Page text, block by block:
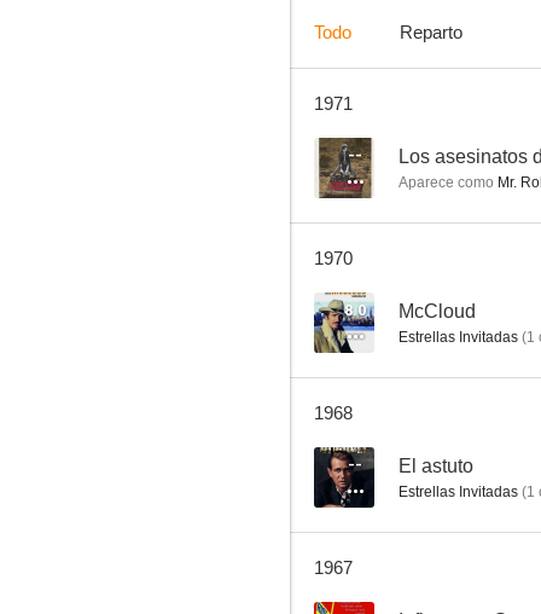
Sólo el cielo lo sabe
6.0
Todo Reparto
1971
-- Los asesinatos
Aparece como Mr.
1970
8.0 McCloud
Estrellas Invitadas (1
1968
-- El astuto
Estrellas Invitadas (1
1967